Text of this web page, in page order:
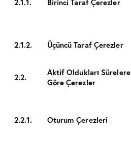
2.1.1. Birinci Taraf Çerezler
2.1.2. Üçüncü Taraf Çerezler
2.2.
Aktif Oldukları Sürelere
Göre Çerezler
2.2.1. Oturum Çerezleri